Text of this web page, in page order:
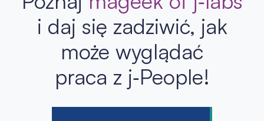
i daj się zadziwić, jak
może wyglądać
praca z j‑People!